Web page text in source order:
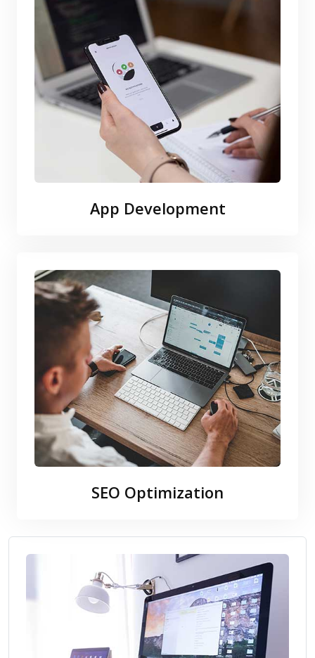
App Development
SEO Optimization